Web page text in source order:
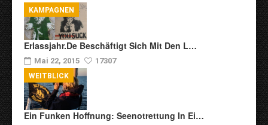
Erlassjahr.de Beschäftigt Sich Mit Den L…
Mai 22, 2015 17307
KAMPAGNEN
Ein Funken Hoffnung: Seenotrettung In Ei…
WEITBLICK